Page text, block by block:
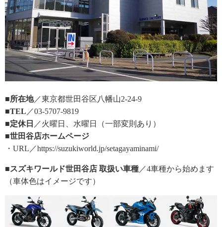
■所在地／東京都世田谷区八幡山2-24-9
■TEL ／03-5707-9819
■定休日 ／火曜日、水曜日（一部変則あり）
■世田谷店ホームページ
・URL／https://suzukiworld.jp/setagayaminami/
■スズキワールド世田谷店 取扱い車種 ／4車種から始めます
（車体色はイメージです）